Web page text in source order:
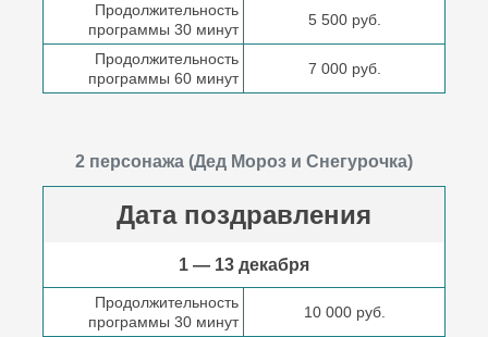
Продолжительность
программы 30 минут
5 500 руб.
Продолжительность
программы 60 минут
7 000 руб.
2 персонажа (Дед Мороз и Снегурочка)
Дата поздравления
1 — 13 декабря
Продолжительность
программы 30 минут
10 000 руб.